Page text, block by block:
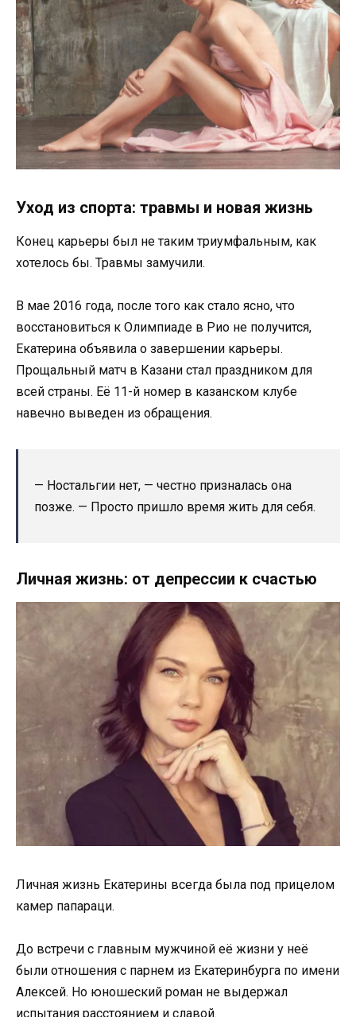
Уход из спорта: травмы и новая жизнь
Конец карьеры был не таким триумфальным, как
хотелось бы. Травмы замучили.
В мае 2016 года, после того как стало ясно, что
восстановиться к Олимпиаде в Рио не получится,
Екатерина объявила о завершении карьеры.
Прощальный матч в Казани стал праздником для
всей страны. Её 11-й номер в казанском клубе
навечно выведен из обращения.
— Ностальгии нет, — честно призналась она
позже. — Просто пришло время жить для себя.
Личная жизнь: от депрессии к счастью
Личная жизнь Екатерины всегда была под прицелом
камер папараци.
До встречи с главным мужчиной её жизни у неё
были отношения с парнем из Екатеринбурга по имени
Алексей. Но юношеский роман не выдержал
испытания расстоянием и славой.